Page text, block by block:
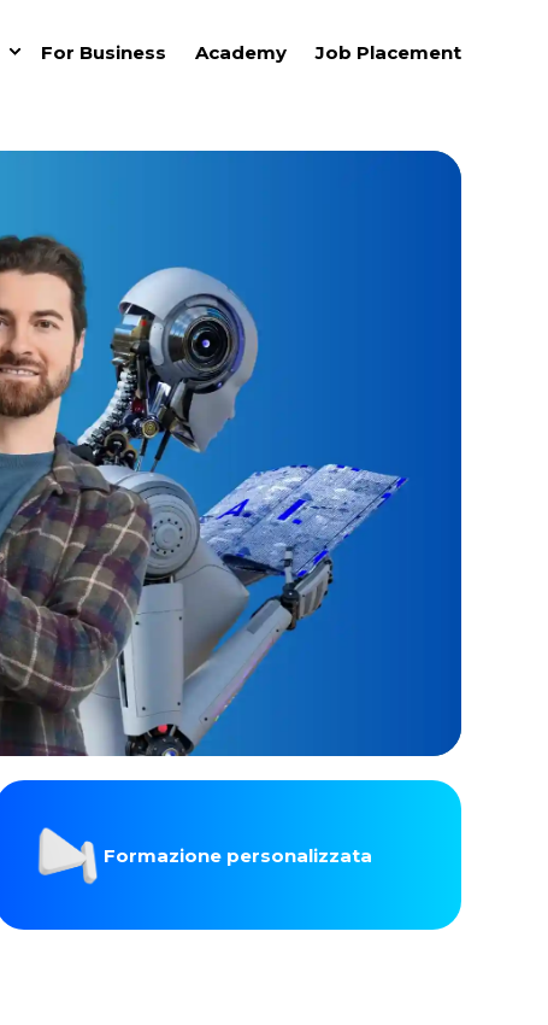
For Business Academy Job Placement
Formazione personalizzata